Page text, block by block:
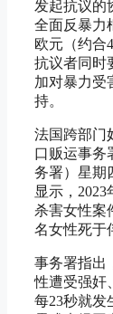
发起抗议的
全面反暴力
欧元（约合
抗议者同时
加对暴力受
持。
法国跨部门
口贩运事务
务署）星期
显示，2023
杀害女性案
名女性死于
事务署指出
性遭受强奸
每23秒就发